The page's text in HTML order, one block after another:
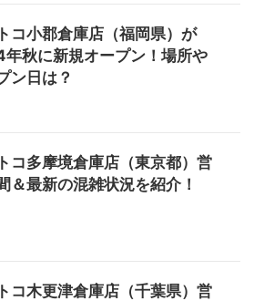
コ小郡倉庫店（福岡県）が
秋に新規オープン！場所や
ン日は？
コ多摩境倉庫店（東京都）営
＆最新の混雑状況を紹介！
コ木更津倉庫店（千葉県）営